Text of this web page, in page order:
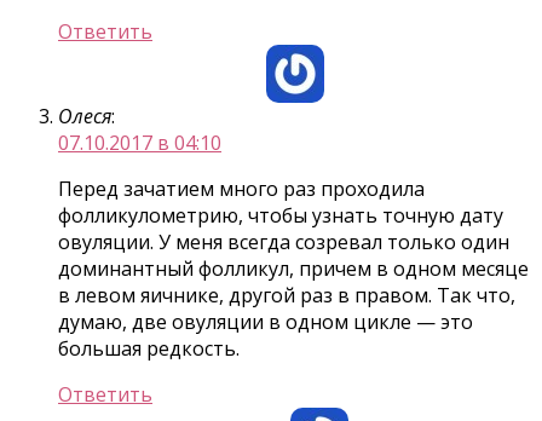
Ответить
Олеся:
07.10.2017 в 04:10
Перед зачатием много раз проходила
фолликулометрию, чтобы узнать точную дату
овуляции. У меня всегда созревал только один
доминантный фолликул, причем в одном месяце
в левом яичнике, другой раз в правом. Так что,
думаю, две овуляции в одном цикле — это
большая редкость.
Ответить